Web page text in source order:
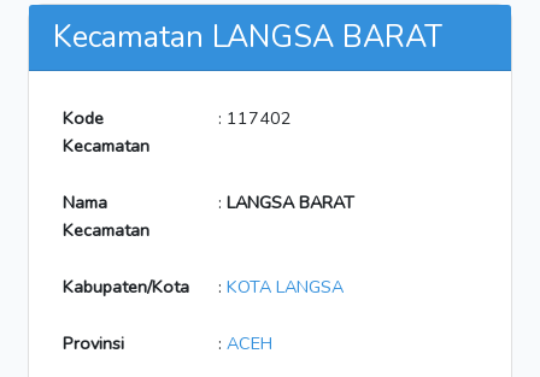
Kecamatan LANGSA BARAT
Kode
Kecamatan
: 117402
Nama
Kecamatan
: LANGSA BARAT
Kabupaten/Kota : KOTA LANGSA
Provinsi : ACEH